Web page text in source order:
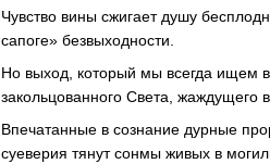
Чувство вины сжигает душу
сапоге» безвыходности.
Но выход, который мы всегда ищем
закольцованного Света,
Впечатанные в сознание дурные
суеверия тянут сонмы живых в